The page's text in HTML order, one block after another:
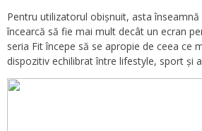
Pentru utilizatorul obișnuit, asta
încearcă să fie mai mult decât un ecran
seria Fit începe să se apropie de ceea ce
dispozitiv echilibrat între lifestyle, sport și